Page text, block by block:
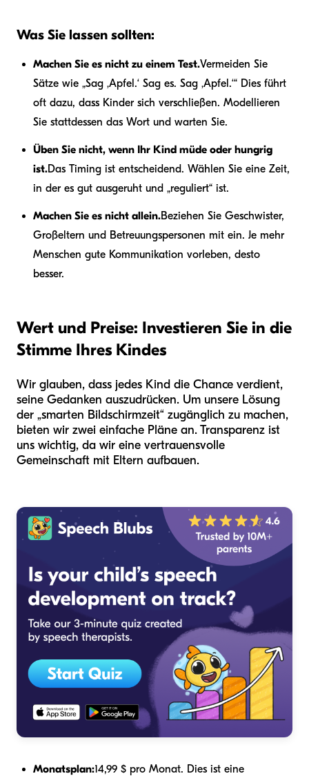
Was Sie lassen sollten:
Machen Sie es nicht zu einem Test.Vermeiden Sie
Sätze wie „Sag ‚Apfel.‘ Sag es. Sag ‚Apfel.‘“ Dies führt
oft dazu, dass Kinder sich verschließen. Modellieren
Sie stattdessen das Wort und warten Sie.
Üben Sie nicht, wenn Ihr Kind müde oder hungrig
ist.Das Timing ist entscheidend. Wählen Sie eine Zeit,
in der es gut ausgeruht und „reguliert“ ist.
Machen Sie es nicht allein.Beziehen Sie Geschwister,
Großeltern und Betreuungspersonen mit ein. Je mehr
Menschen gute Kommunikation vorleben, desto
besser.
Wert und Preise: Investieren Sie in die
Stimme Ihres Kindes
Wir glauben, dass jedes Kind die Chance verdient,
seine Gedanken auszudrücken. Um unsere Lösung
der „smarten Bildschirmzeit“ zugänglich zu machen,
bieten wir zwei einfache Pläne an. Transparenz ist
uns wichtig, da wir eine vertrauensvolle
Gemeinschaft mit Eltern aufbauen.
Monatsplan:14,99 $ pro Monat. Dies ist eine